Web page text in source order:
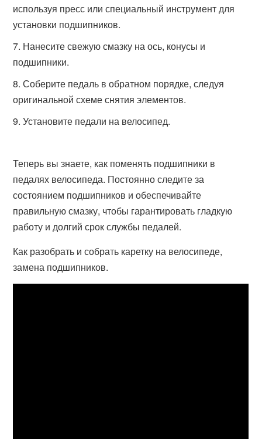
используя пресс или специальный инструмент для
установки подшипников.
Нанесите свежую смазку на ось, конусы и
подшипники.
Соберите педаль в обратном порядке, следуя
оригинальной схеме снятия элементов.
Установите педали на велосипед.
Теперь вы знаете, как поменять подшипники в
педалях велосипеда. Постоянно следите за
состоянием подшипников и обеспечивайте
правильную смазку, чтобы гарантировать гладкую
работу и долгий срок службы педалей.
Как разобрать и собрать каретку на велосипеде,
замена подшипников.